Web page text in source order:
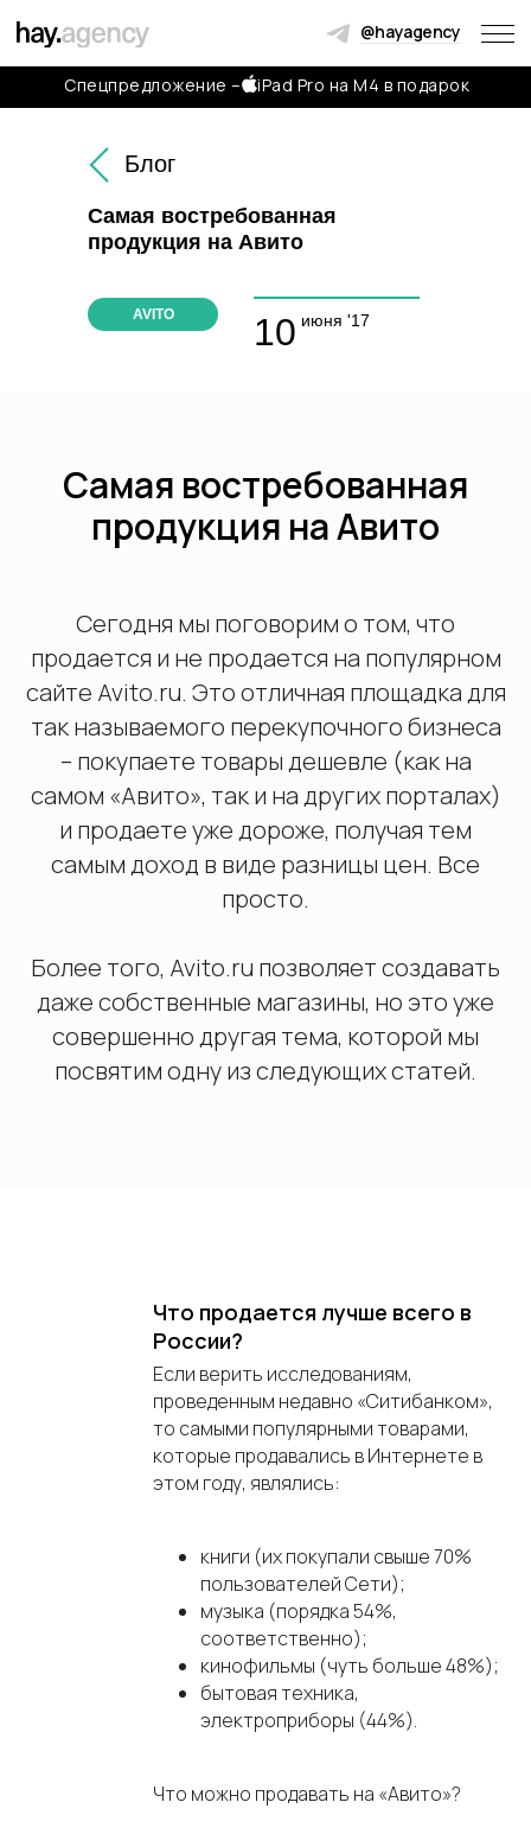
Спецпредложение – iPad Pro на M4 в подарок
Блог
Самая востребованная
продукция на Авито
июня '17
10
AVITO
Самая востребованная
продукция на Авито
Сегодня мы поговорим о том, что
продается и не продается на популярном
сайте Avito.ru. Это отличная площадка для
так называемого перекупочного бизнеса
– покупаете товары дешевле (как на
самом «Авито», так и на других порталах)
и продаете уже дороже, получая тем
самым доход в виде разницы цен. Все
просто.
Более того, Avito.ru позволяет создавать
даже собственные магазины, но это уже
совершенно другая тема, которой мы
посвятим одну из следующих статей.
Что продается лучше всего в
России?
Если верить исследованиям,
проведенным недавно «Ситибанком»,
то самыми популярными товарами,
которые продавались в Интернете в
этом году, являлись:
книги (их покупали свыше 70%
пользователей Сети);
музыка (порядка 54%,
соответственно);
кинофильмы (чуть больше 48%);
бытовая техника,
электроприборы (44%).
Что можно продавать на «Авито»?
Обсудить проект
Мы свяжемся с вами в течение двух часов, чтобы задать